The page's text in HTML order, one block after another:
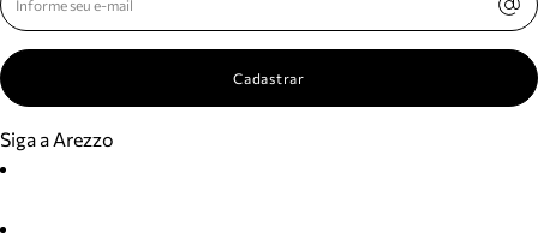
Cadastrar
Siga a Arezzo